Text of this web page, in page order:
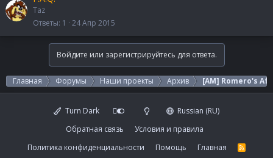
Taz
Ответы 1 24 Апр 2015
Войдите или зарегистрируйтесь для ответа.
Главная Форумы Наши проекты Архив [AM] Romero's
Turn Dark
Russian (RU)
Обратная связь
Условия и правила
Политика конфиденциальности
Помощь Главная
R